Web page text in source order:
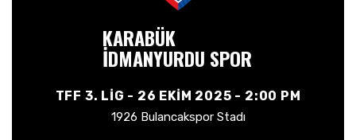
KARABÜK
İDMANYURDU SPOR
TFF 3. LIG - 26 EKIM 2025 - 2:00 PM
1926 Bulancakspor Stadı